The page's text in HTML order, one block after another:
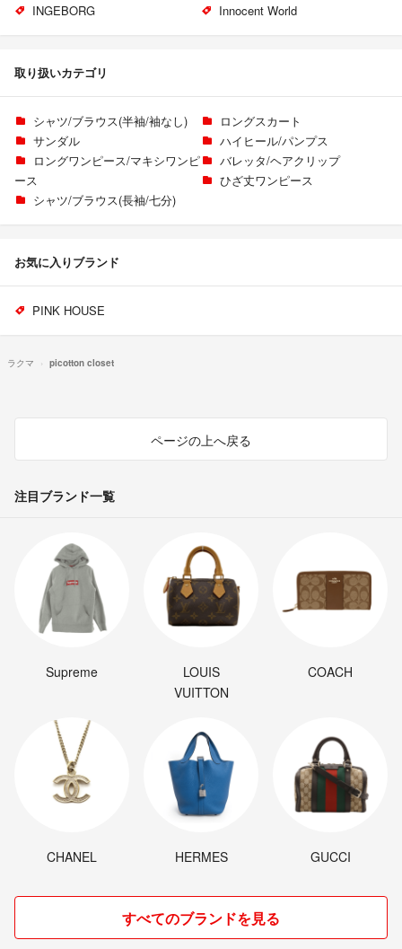
INGEBORG
Innocent World
取り扱いカテゴリ
シャツ/ブラウス(半袖/袖なし)
ロングスカート
サンダル
ハイヒール/パンプス
ロングワンピース/マキシワンピ
ース
バレッタ/ヘアクリップ
ひざ丈ワンピース
シャツ/ブラウス(長袖/七分)
お気に入りブランド
PINK HOUSE
ラクマ picotton closet
ページの上へ戻る
注目ブランド一覧
Supreme
LOUIS
VUITTON
COACH
CHANEL HERMES GUCCI
すべてのブランドを見る